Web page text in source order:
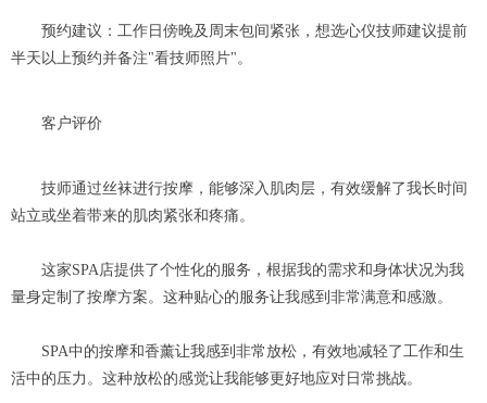
预约建议：工作日傍晚及周末包间紧张，想选心仪技师建议提前
半天以上预约并备注"看技师照片"。
客户评价
技师通过丝袜进行按摩，能够深入肌肉层，有效缓解了我长时间
站立或坐着带来的肌肉紧张和疼痛。
这家SPA店提供了个性化的服务，根据我的需求和身体状况为我
量身定制了按摩方案。这种贴心的服务让我感到非常满意和感激。
SPA中的按摩和香薰让我感到非常放松，有效地减轻了工作和生
活中的压力。这种放松的感觉让我能够更好地应对日常挑战。